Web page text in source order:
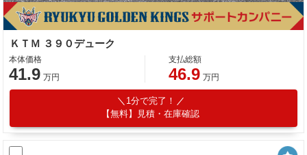
ＫＴＭ ３９０デューク
本体価格
41.9 万円
支払総額
46.9 万円
1分で完了！
【無料】見積・在庫確認